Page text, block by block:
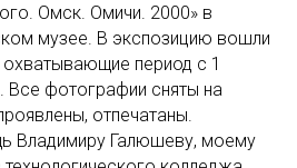
Омск. Омичи. 2000» в
музее. В экспозицию вошли
период с 1
Все фотографии сняты на
отпечатаны.
Владимиру Галюшеву, моему